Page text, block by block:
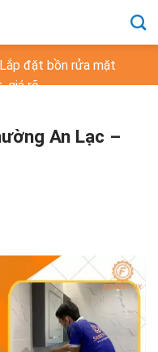
Lắp đặt bồn rửa mặt
giá rõ
An Lạc –